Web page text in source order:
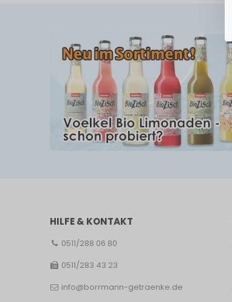
HILFE & KONTAKT
0511/288 06 80
0511/283 43 23
info@borrmann-getraenke.de